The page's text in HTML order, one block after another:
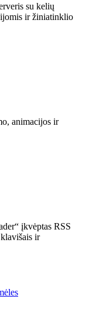
su kelių
ir žiniatinklio
animacijos ir
įkvėptas RSS
ir